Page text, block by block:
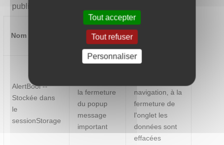
publicitaires.
Nom du cookie Finalité
conservation
AlertBool --
Stockée dans
le
sessionStorage
la fermeture
du popup
message
important
navigation, à la
fermeture de
l'onglet les
données sont
effacées
Tout accepter
Tout refuser
Personnaliser